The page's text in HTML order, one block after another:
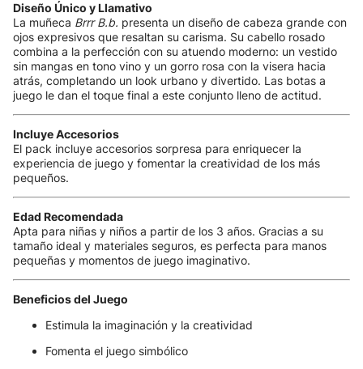
Diseño Único y Llamativo
La muñeca Brrr B.b. presenta un diseño de cabeza grande con
ojos expresivos que resaltan su carisma. Su cabello rosado
combina a la perfección con su atuendo moderno: un vestido
sin mangas en tono vino y un gorro rosa con la visera hacia
atrás, completando un look urbano y divertido. Las botas a
juego le dan el toque final a este conjunto lleno de actitud.
Incluye Accesorios
El pack incluye accesorios sorpresa para enriquecer la
experiencia de juego y fomentar la creatividad de los más
pequeños.
Edad Recomendada
Apta para niñas y niños a partir de los 3 años. Gracias a su
tamaño ideal y materiales seguros, es perfecta para manos
pequeñas y momentos de juego imaginativo.
Beneficios del Juego
Estimula la imaginación y la creatividad
Fomenta el juego simbólico